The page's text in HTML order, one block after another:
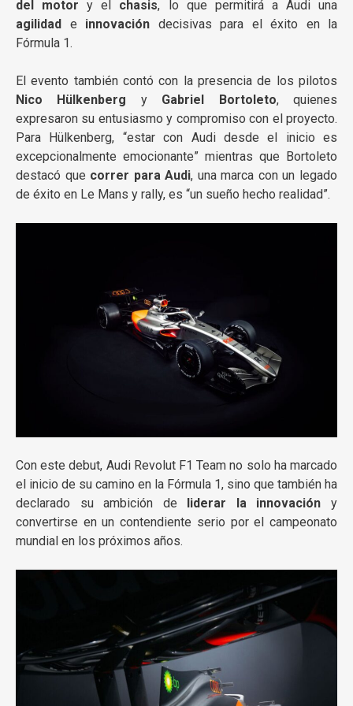
del motor y el chasis, lo que permitirá a Audi una
agilidad
e innovación decisivas para el éxito en la
Fórmula 1.
El evento también contó con la presencia de los pilotos
Nico Hülkenberg y Gabriel Bortoleto, quienes
expresaron su entusiasmo y compromiso con el proyecto.
Para Hülkenberg, “estar con Audi desde el inicio es
excepcionalmente emocionante” mientras que Bortoleto
destacó que correr para Audi, una marca con un legado
de éxito en Le Mans y rally, es “un sueño hecho realidad”.
Con este debut, Audi Revolut F1 Team no solo ha marcado
el inicio de su camino en la Fórmula 1, sino que también ha
declarado su ambición de
liderar la innovación y
convertirse en un contendiente serio por el campeonato
mundial en los próximos años.